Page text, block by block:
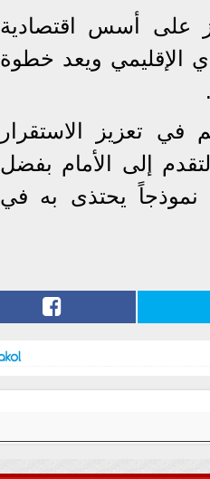
على أسس اقتصادية
الإقليمي ويعد خطوة
تعزيز الاستقرار
إلى الأمام بفضل
نموذجاً يحتذى به في